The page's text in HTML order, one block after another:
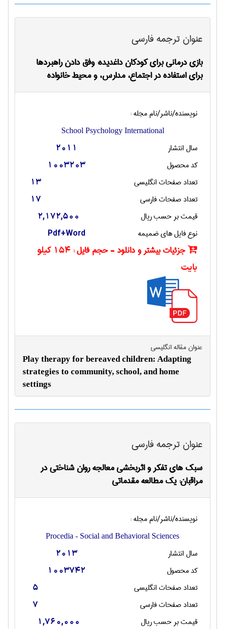
عنوان ترجمه فارسی
بازی درمانی برای کودکان داغدیده: وفق دادن راهبردها
برای استفاده در اجتماع، مدارس، و محیط خانواده
نویسنده/ناشر/نام مجله :
School Psychology International
سال انتشار 2011
کد محصول 1003203
تعداد صفحات انگليسی 13
تعداد صفحات فارسی 17
قیمت بر حسب ریال 2,172,500
نوع فایل های ضمیمه Pdf+Word
جزئیات بیشتر و دانلود - حجم فایل :
154 کیلو
بایت
عنوان مقاله انگليسی
Play therapy for bereaved children: Adapting
strategies to community, school, and home
settings
عنوان ترجمه فارسی
سبک های تفکر و اثربخشی معالجه روان شناختی در
مراقبان: یک مطالعه مقدماتی
نویسنده/ناشر/نام مجله :
Procedia - Social and Behavioral Sciences
سال انتشار 2013
کد محصول 1003742
تعداد صفحات انگليسی 5
تعداد صفحات فارسی 7
قیمت بر حسب ریال 1,760,000